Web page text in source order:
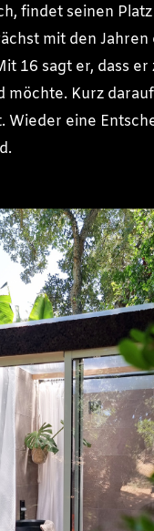
findet seinen
mit den Jahren
16 sagt er, dass er
möchte. Kurz
Wieder eine